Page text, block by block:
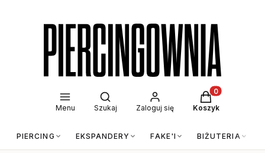
Menu
Otwórz wyszukiwarkę
Szukaj Zaloguj się
Produkty w
Koszyk
PIERCING EKSPANDERY FAKE'I BIŻUTERIA